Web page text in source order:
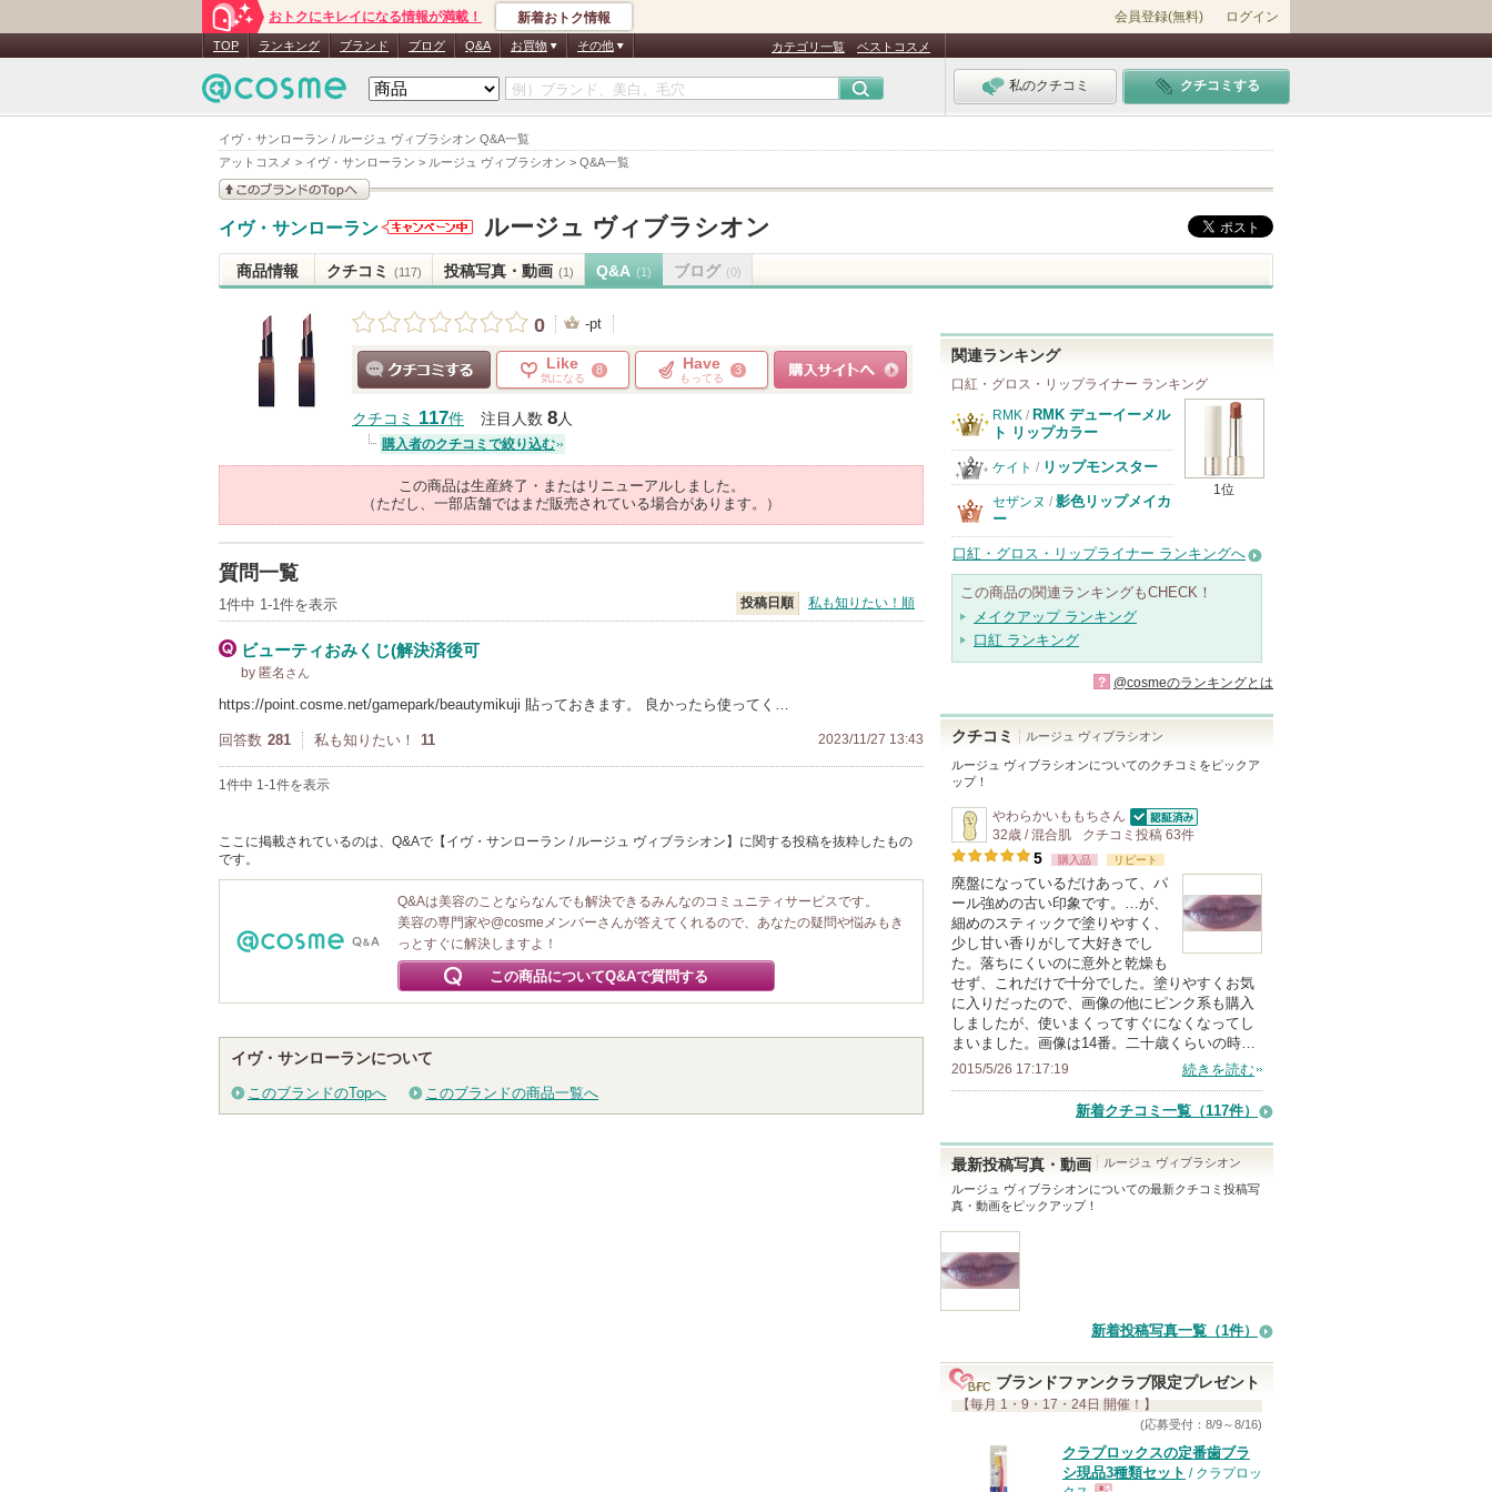
イヴ・サンローラン / ルージュ ヴィブラシオン Q&A一覧
アットコスメ > イヴ・サンローラン > ルージュ ヴィブラシオン > Q&A一覧
おトクにキレイになる情報が満載！ 新着おトク情報 会員登録(無料) ログイン
TOP ランキング ブランド ブログ Q&A お買物 その他 カテゴリ一覧 ベストコスメ
私のクチコミ クチコミする
見る
イヴ・サンローラン
ローランか
らのお知ら
せがありま
す
ルージュ ヴィブラシオン
商品情報 クチコミ (117) 投稿写真・動画 (1) Q&A (1) ブログ (0)
0 -pt
Like
気になる
8 Have
もってる
3
クチコミ 117件 注目人数 8人
購入者のクチコミで絞り込む
この商品は生産終了・またはリニューアルしました。
（ただし、一部店舗ではまだ販売されている場合があります。）
質問一覧
1件中 1-1件を表示 投稿日順 私も知りたい！順
ビューティおみくじ(解決済後可
by 匿名 さん
https://point.cosme.net/gamepark/beautymikuji 貼っておきます。 良かったら使ってく…
回答数 281 私も知りたい！ 11 2023/11/27 13:43
1件中 1-1件を表示
ここに掲載されているのは、Q&Aで【イヴ・サンローラン / ルージュ ヴィブラシオン】に関する投稿を抜粋したもの
です。
Q&Aは美容のことならなんでも解決できるみんなのコミュニティサービスです。
美容の専門家や@cosmeメンバーさんが答えてくれるので、あなたの疑問や悩みもき
っとすぐに解決しますよ！
この商品についてQ&Aで質問する
イヴ・サンローランについて
このブランドのTopへ このブランドの商品一覧へ
関連ランキング
口紅・グロス・リップライナー ランキング
1位
RMK / RMK デューイーメル
ト リップカラー
ケイト / リップモンスター
セザンヌ / 影色リップメイカ
ー
口紅・グロス・リップライナー ランキングへ
この商品の関連ランキングもCHECK！
メイクアップ ランキング
口紅 ランキング
? @cosmeのランキングとは
クチコミ ルージュ ヴィブラシオン
ルージュ ヴィブラシオンについてのクチコミをピックア
ップ！
やわらかいももちさん
認証済
32歳 / 混合肌 クチコミ投稿 63件
5 購入品 リピート
廃盤になっているだけあって、パ
ール強めの古い印象です。…が、
細めのスティックで塗りやすく、
少し甘い香りがして大好きでし
た。落ちにくいのに意外と乾燥も
せず、これだけで十分でした。塗りやすくお気
に入りだったので、画像の他にピンク系も購入
しましたが、使いまくってすぐになくなってし
まいました。画像は14番。二十歳くらいの時…
2015/5/26 17:17:19 続きを読む
新着クチコミ一覧 （117件）
最新投稿写真・動画
ルージュ ヴィブラシオン
ルージュ ヴィブラシオンについての最新クチコミ投稿写
真・動画をピックアップ！
新着投稿写真一覧（1件）
ブランドファンクラブ限定プレゼント
【毎月 1・9・17・24日 開催！】
(応募受付：8/9～8/16)
クラプロックスの定番歯ブラ
シ現品3種類セット / クラプロッ